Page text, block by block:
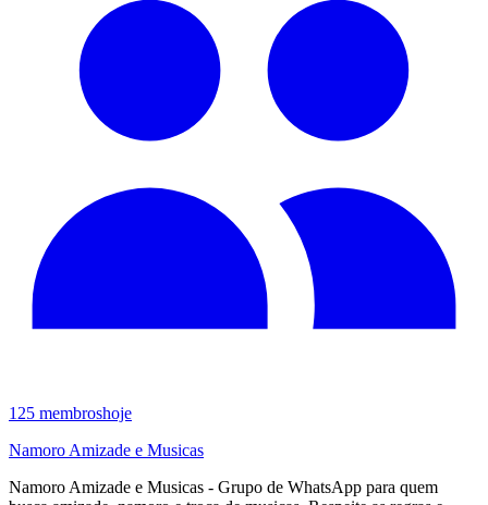
125 membroshoje
Namoro Amizade e Musicas
Namoro Amizade e Musicas - Grupo de WhatsApp para quem